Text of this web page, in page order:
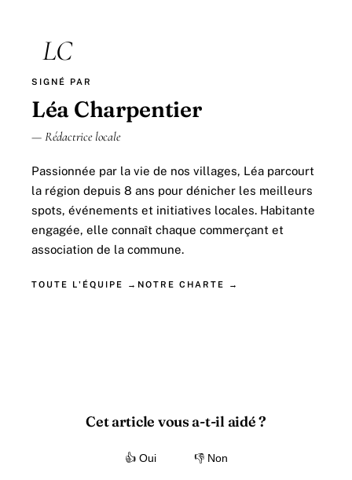
LC
SIGNÉ PAR
Léa Charpentier
— Rédactrice locale
Passionnée par la vie de nos villages, Léa parcourt
la région depuis 8 ans pour dénicher les meilleurs
spots, événements et initiatives locales. Habitante
engagée, elle connaît chaque commerçant et
association de la commune.
TOUTE L'ÉQUIPE → NOTRE CHARTE →
Cet article vous a-t-il aidé ?
👍 Oui 👎 Non